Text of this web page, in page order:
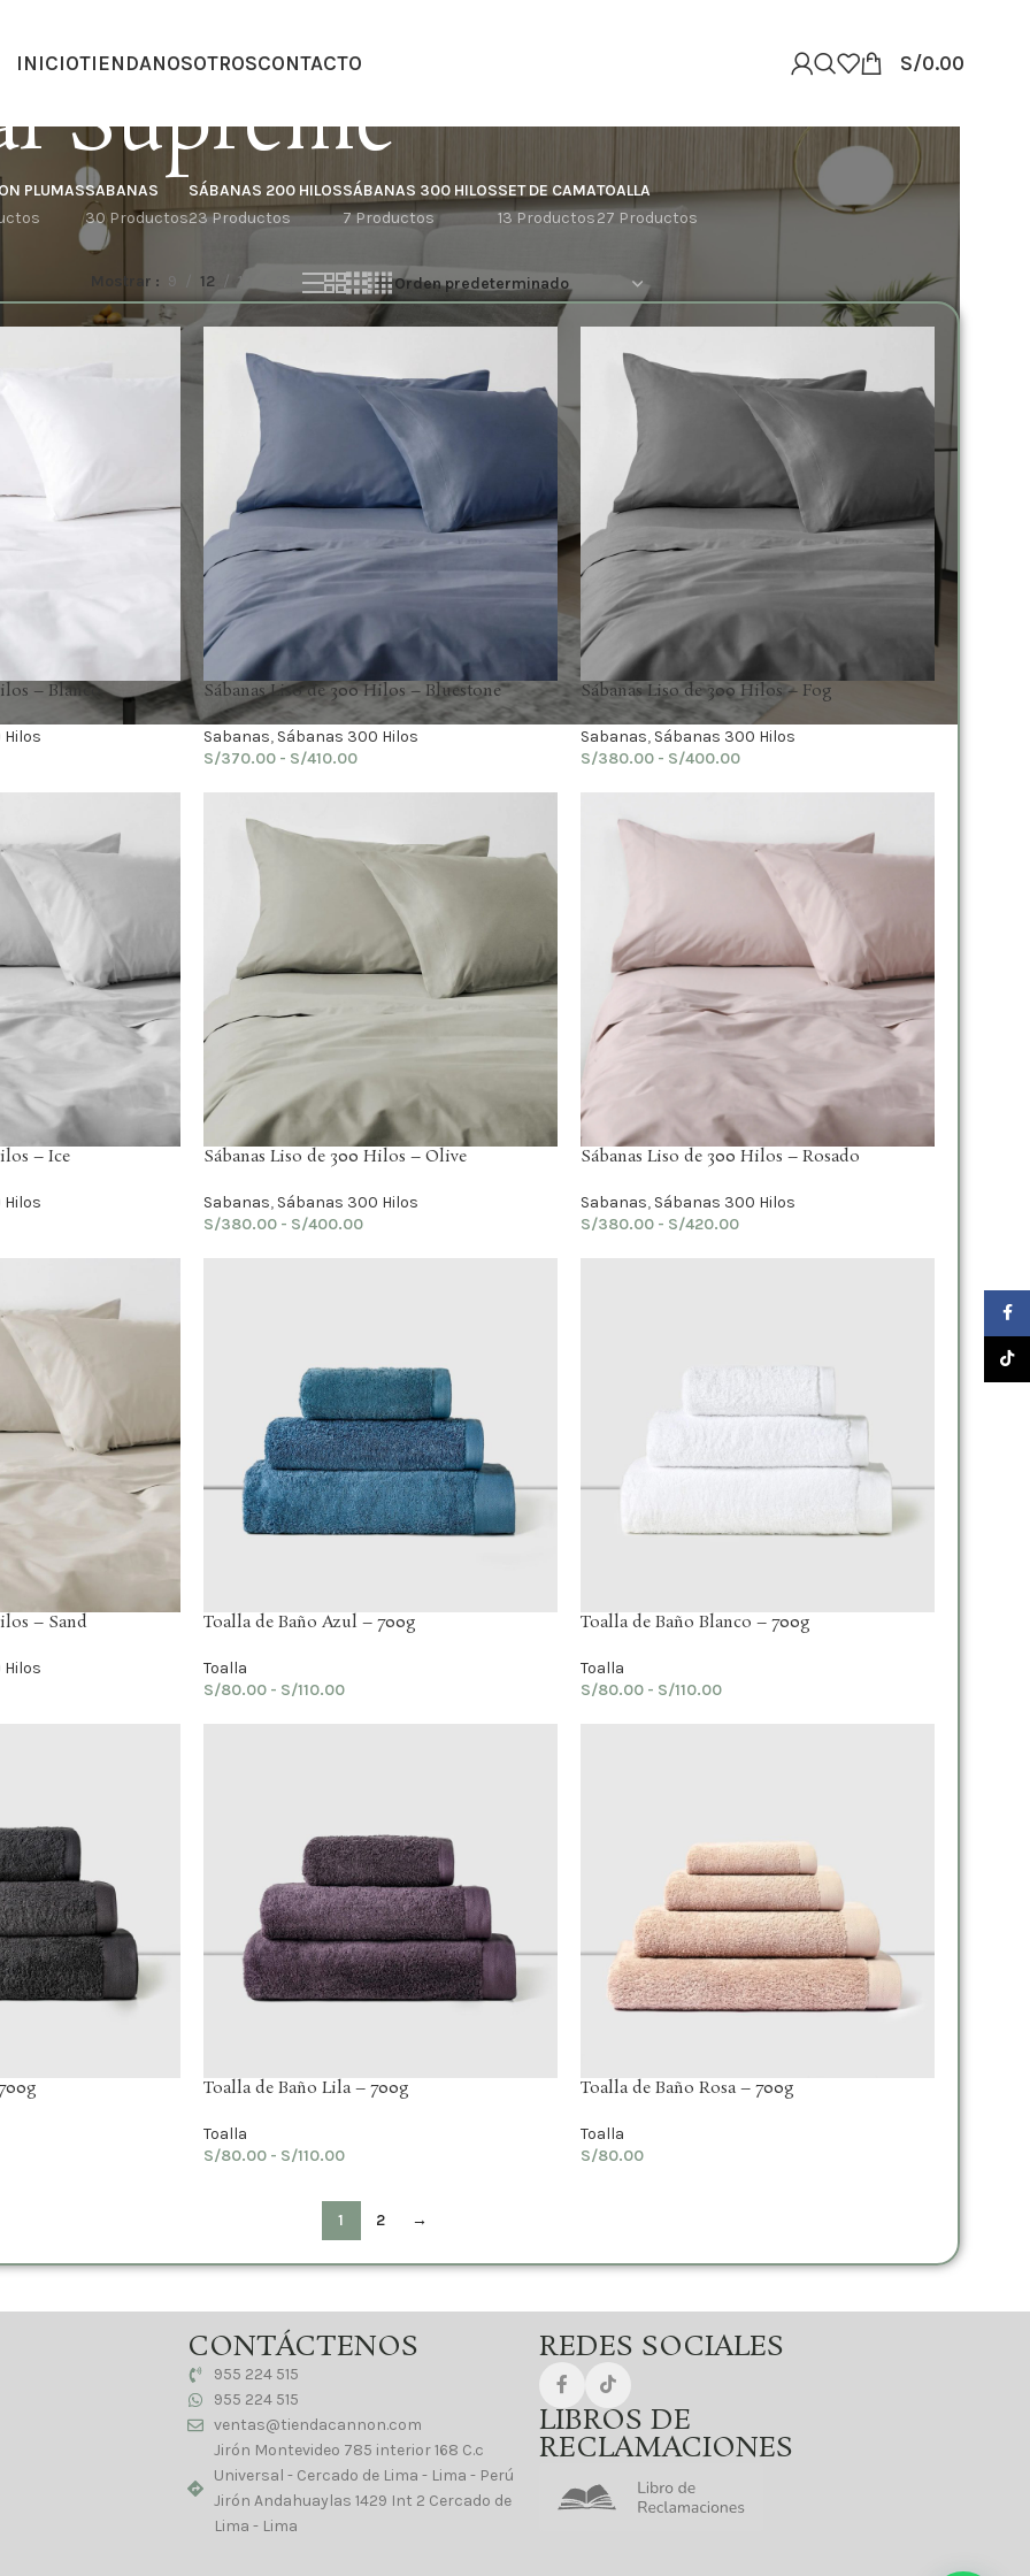
INICIOTIENDANOSOTROSCONTACTO S/0.00
Supreme
PLUMASSABANAS
30 Productos
SÁBANAS 200 HILOS
23 Productos
SÁBANAS 300 HILOS
7 Productos
SET DE CAMA
13 Productos
TOALLA
27 Productos
Mostrar 9 12 18
– Blanco Sábanas Liso de 300 Hilos – Bluestone
Sabanas, Sábanas 300 Hilos
S/370.00 - S/410.00
Sábanas Liso de 300 Hilos – Fog
Sabanas, Sábanas 300 Hilos
S/380.00 - S/400.00
– Ice Sábanas Liso de 300 Hilos – Olive
Sabanas, Sábanas 300 Hilos
S/380.00 - S/400.00
Sábanas Liso de 300 Hilos – Rosado
Sabanas, Sábanas 300 Hilos
S/380.00 - S/420.00
– Sand Toalla de Baño Azul – 700g
Toalla
S/80.00 - S/110.00
Toalla de Baño Blanco – 700g
Toalla
S/80.00 - S/110.00
Toalla de Baño Lila – 700g
Toalla
S/80.00 - S/110.00
Toalla de Baño Rosa – 700g
Toalla
S/80.00
1 2 →
CONTÁCTENOS
955 224 515
955 224 515
ventas@tiendacannon.com
Jirón Montevideo 785 interior 168 C.c
Universal - Cercado de Lima - Lima - Perú
Jirón Andahuaylas 1429 Int 2 Cercado de
Lima - Lima
REDES SOCIALES
LIBROS DE
RECLAMACIONES
TikTok